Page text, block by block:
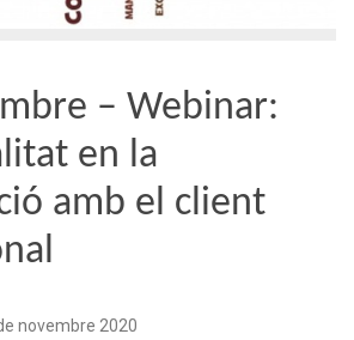
– Webinar:
en la
amb el client
novembre 2020